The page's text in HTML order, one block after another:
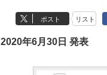
ポスト リスト
2020年6月30日 発表